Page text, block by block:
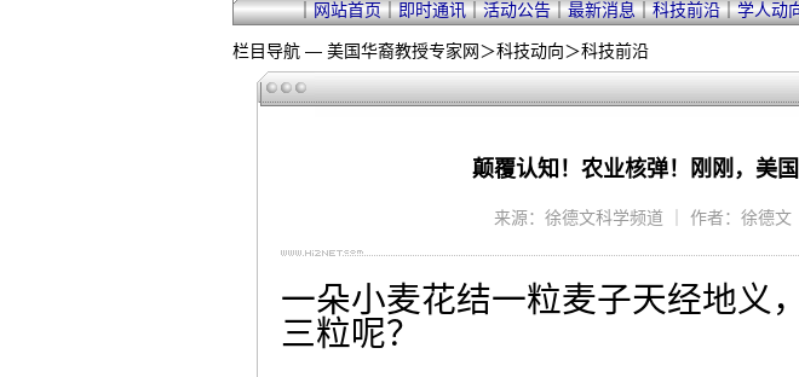
｜网站首页｜即时通讯｜活动公告｜最新消息｜科技前沿｜学人动
栏目导航 — 美国华裔教授专家网＞科技动向＞科技前沿
颠覆认知！农业核弹！刚刚，美
来源：徐德文科学频道 ｜ 作者：徐德
一朵小麦花结一粒麦子天经地义
三粒呢？